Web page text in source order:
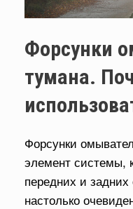
Форсунки
тумана.
Форсунки
элемент системы,
передних и
настолько